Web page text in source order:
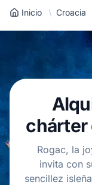
Regístrate
Para partners
€ EUR
Inicio Croacia
chárter
Rogac, la
invita con
sencillez